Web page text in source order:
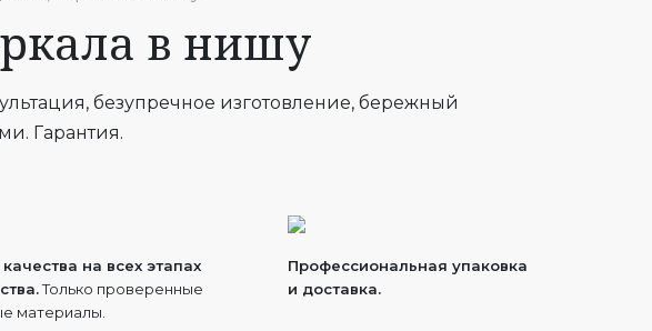
в нишу
безупречное изготовление, бережный
Гарантия.
на всех этапах
Только проверенные
материалы.
Профессиональная упаковка
и доставка.